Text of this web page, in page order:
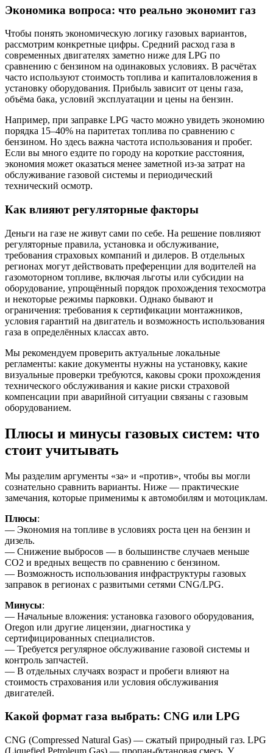
Экономика вопроса: что реально экономит газ
Чтобы понять экономическую логику газовых вариантов,
рассмотрим конкретные цифры. Средний расход газа в
современных двигателях заметно ниже для LPG по
сравнению с бензином на одинаковых условиях. В расчётах
часто используют стоимость топлива и капиталовложения в
установку оборудования. Прибыль зависит от цены газа,
объёма бака, условий эксплуатации и цены на бензин.
Например, при заправке LPG часто можно увидеть экономию
порядка 15–40% на паритетах топлива по сравнению с
бензином. Но здесь важна частота использования и пробег.
Если вы много ездите по городу на короткие расстояния,
экономия может оказаться менее заметной из‑за затрат на
обслуживание газовой системы и периодический
технический осмотр.
Как влияют регуляторные факторы
Деньги на газе не живут сами по себе. На решение повлияют
регуляторные правила, установка и обслуживание,
требования страховых компаний и дилеров. В отдельных
регионах могут действовать преференции для водителей на
газомоторном топливе, включая льготы или субсидии на
оборудование, упрощённый порядок прохождения техосмотра
и некоторые режимы парковки. Однако бывают и
ограничения: требования к сертификации монтажников,
условия гарантий на двигатель и возможность использования
газа в определённых классах авто.
Мы рекомендуем проверить актуальные локальные
регламенты: какие документы нужны на установку, какие
визуальные проверки требуются, каковы сроки прохождения
технического обслуживания и какие риски страховой
компенсации при аварийной ситуации связаны с газовым
оборудованием.
Плюсы и минусы газовых систем: что
стоит учитывать
Мы разделим аргументы «за» и «против», чтобы вы могли
сознательно сравнить варианты. Ниже — практические
замечания, которые применимы к автомобилям и мотоциклам.
Плюсы:
— Экономия на топливе в условиях роста цен на бензин и
дизель.
— Снижение выбросов — в большинстве случаев меньше
СО2 и вредных веществ по сравнению с бензином.
— Возможность использования инфраструктуры газовых
заправок в регионах с развитыми сетями CNG/LPG.
Минусы:
— Начальные вложения: установка газового оборудования,
Oregon или другие лицензии, диагностика у
сертифицированных специалистов.
— Требуется регулярное обслуживание газовой системы и
контроль запчастей.
— В отдельных случаях возраст и пробеги влияют на
стоимость страхования или условия обслуживания
двигателей.
Какой формат газа выбрать: CNG или LPG
CNG (Compressed Natural Gas) — сжатый природный газ. LPG
(Liquefied Petroleum Gas) — пропан-бутановая смесь. У